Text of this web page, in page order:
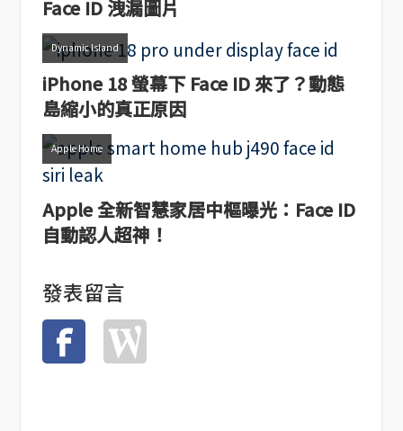
Face ID 洩漏圖片
Dynamic Island
iPhone 18 螢幕下 Face ID 來了？動態
島縮小的真正原因
Apple Home
Apple 全新智慧家居中樞曝光：Face ID
自動認人超神！
發表留言